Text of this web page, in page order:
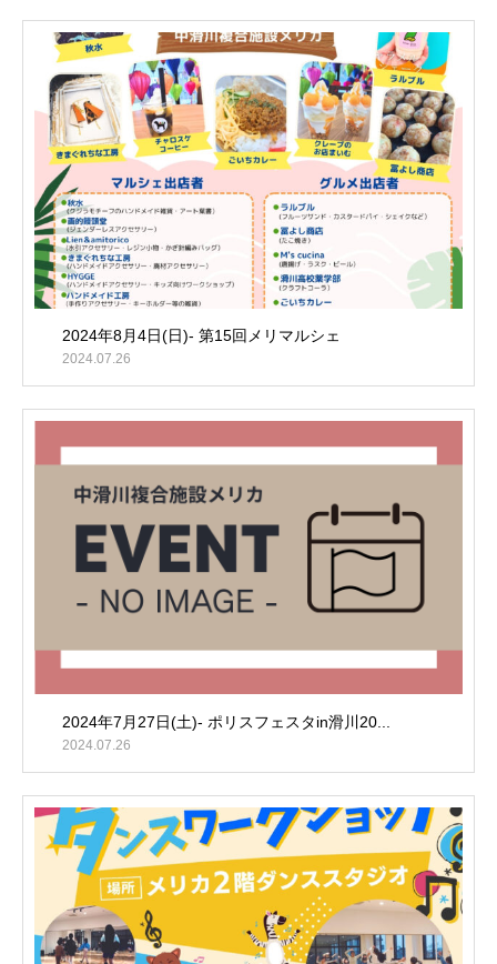
2024年8月4日(日)- 第15回メリマルシェ
2024.07.26
2024年7月27日(土)- ポリスフェスタin滑川20...
2024.07.26